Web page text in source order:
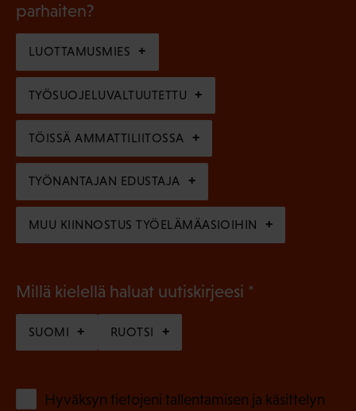
e
)
i
n
e
n
)
l
i
n
e
n
)
parhaiten?
LUOTTAMUSMIES
TYÖSUOJELUVALTUUTETTU
TÖISSÄ AMMATTILIITOSSA
TYÖNANTAJAN EDUSTAJA
MUU KIINNOSTUS TYÖELÄMÄASIOIHIN
Millä kielellä haluat uutiskirjeesi
o
SUOMI RUOTSI
Hyväksyn tietojeni tallentamisen ja käsittelyn